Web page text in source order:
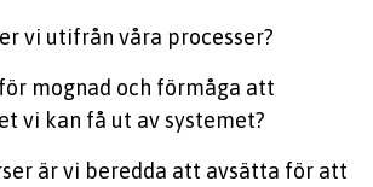
vi utifrån våra processer?
mognad och förmåga att
vi kan få ut av systemet?
är vi beredda att avsätta för att